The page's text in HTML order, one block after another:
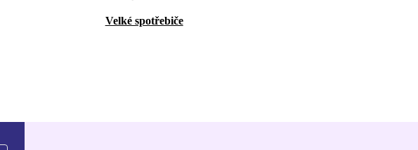
Velké spotřebiče